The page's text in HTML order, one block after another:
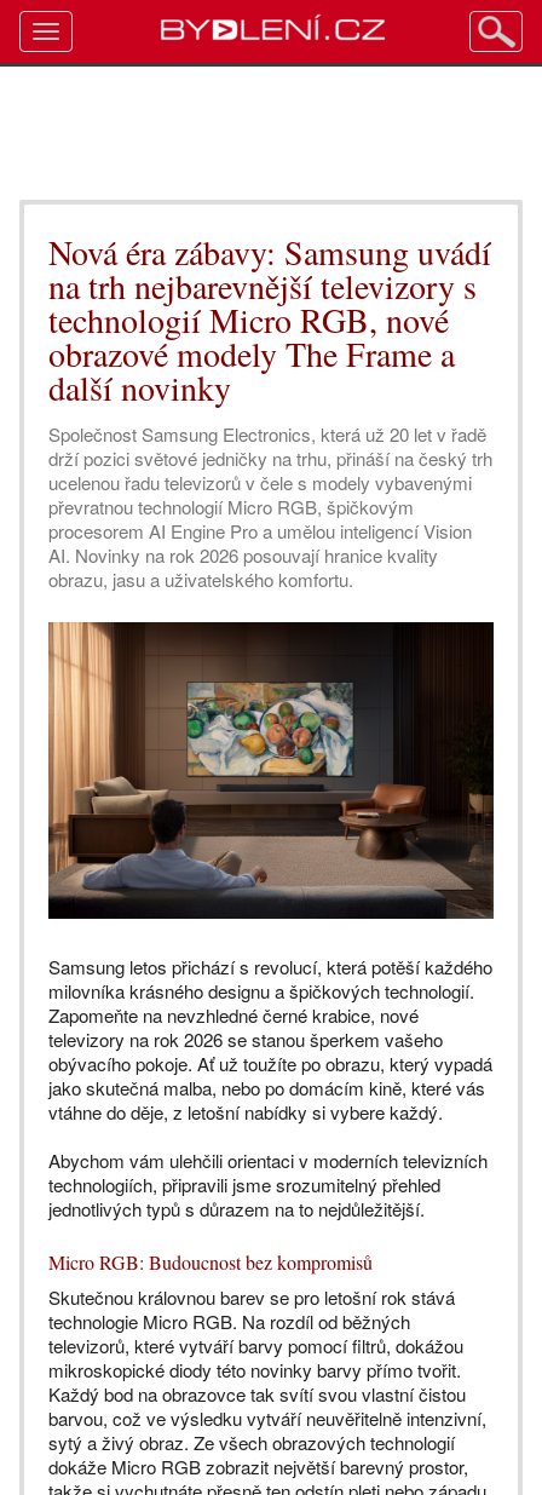
Nová éra zábavy: Samsung uvádí
na trh nejbarevnější televizory s
technologií Micro RGB, nové
obrazové modely The Frame a
další novinky
Společnost Samsung Electronics, která už 20 let v řadě
drží pozici světové jedničky na trhu, přináší na český trh
ucelenou řadu televizorů v čele s modely vybavenými
převratnou technologií Micro RGB, špičkovým
procesorem AI Engine Pro a umělou inteligencí Vision
AI. Novinky na rok 2026 posouvají hranice kvality
obrazu, jasu a uživatelského komfortu.
Samsung letos přichází s revolucí, která potěší každého
milovníka krásného designu a špičkových technologií.
Zapomeňte na nevzhledné černé krabice, nové
televizory na rok 2026 se stanou šperkem vašeho
obývacího pokoje. Ať už toužíte po obrazu, který vypadá
jako skutečná malba, nebo po domácím kině, které vás
vtáhne do děje, z letošní nabídky si vybere každý.
Abychom vám ulehčili orientaci v moderních televizních
technologiích, připravili jsme srozumitelný přehled
jednotlivých typů s důrazem na to nejdůležitější.
Micro RGB: Budoucnost bez kompromisů
Skutečnou královnou barev se pro letošní rok stává
technologie Micro RGB. Na rozdíl od běžných
televizorů, které vytváří barvy pomocí filtrů, dokážou
mikroskopické diody této novinky barvy přímo tvořit.
Každý bod na obrazovce tak svítí svou vlastní čistou
barvou, což ve výsledku vytváří neuvěřitelně intenzivní,
sytý a živý obraz. Ze všech obrazových technologií
dokáže Micro RGB zobrazit největší barevný prostor,
Toggle
navigation